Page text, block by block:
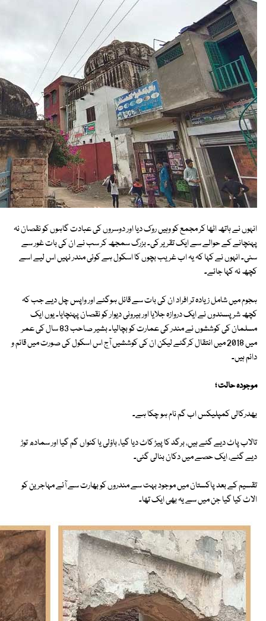
انہوں نے ہاتھ اٹھا کر مجمع کو وہیں روک دیا اور دوسروں کی عبادت گاہوں کو نقصان نہ
پہنچانے کے حوالے سے ایک تقریر کی۔ بزرگ سمجھ کر سب نے ان کی بات غور سے
سنی۔ انہوں نے کہا کہ یہ اب غریب بچوں کا اسکول ہے کوئی مندر نہیں اس لیے اسے
کچھ نہ کہا جائے۔
ہجوم میں شامل زیادہ تر افراد ان کی بات سے قائل ہوگئے اور واپس چل دیے جب کہ
کچھ شرپسندوں نے ایک دروازہ جلایا اور بیرونی دیوار کو نقصان پہنچایا۔ یوں ایک
مسلمان کی کوششوں نے مندر کی عمارت کو بچالیا۔ بشیر صاحب 83 سال کی عمر
میں 2018 میں انتقال کرگئے لیکن ان کی کوششیں آج اس اسکول کی صورت میں قائم و
دائم ہیں۔
موجودہ حالت ؛
بھدرکالی کمپلیکس اب گم نام ہو چکا ہے۔
تالاب پاٹ دیے گئے ہیں، برگد کا پیڑ کاٹ دیا گیا، باؤلی یا کنواں گم گیا اور سمادھ توڑ
دیے گئے، ایک حصے میں دکان بنالی گئی۔
تقسیم کے بعد پاکستان میں موجود بہت سے مندروں کو بھارت سے آئے مہاجرین کو
الاٹ کیا گیا جن میں سے یہ بھی ایک تھا۔